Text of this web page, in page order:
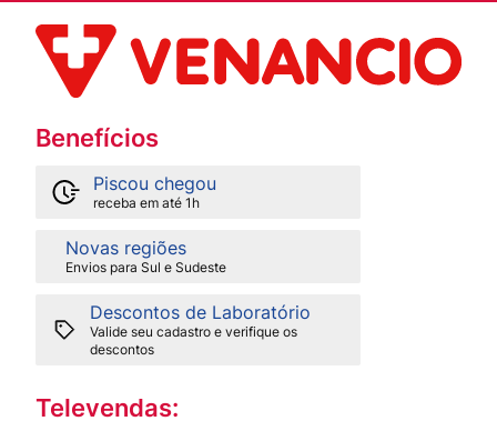
Benefícios
Piscou chegou
receba em até 1h
Novas regiões
Envios para Sul e Sudeste
Descontos de Laboratório
Valide seu cadastro e verifique os
descontos
Televendas: